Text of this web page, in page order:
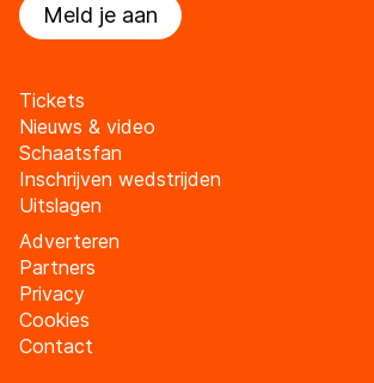
Meld je aan
Tickets
Nieuws & video
Schaatsfan
Inschrijven wedstrijden
Uitslagen
Adverteren
Partners
Privacy
Cookies
Contact